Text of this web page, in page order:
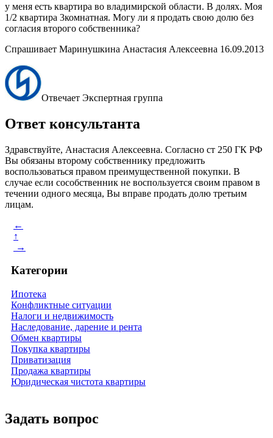
у меня есть квартира во владимирской области. В долях. Моя
1/2 квартира 3комнатная. Могу ли я продать свою долю без
согласия второго собственника?
Спрашивает Маринушкина Анастасия Алексеевна 16.09.2013
Отвечает Экспертная группа
Ответ консультанта
Здравствуйте, Анастасия Алексеевна. Согласно ст 250 ГК РФ
Вы обязаны второму собственнику предложить
воспользоваться правом преимущественной покупки. В
случае если сособственник не воспользуется своим правом в
течении одного месяца, Вы вправе продать долю третьим
лицам.
←
↑
→
Категории
Ипотека
Конфликтные ситуации
Налоги и недвижимость
Наследование, дарение и рента
Обмен квартиры
Покупка квартиры
Приватизация
Продажа квартиры
Юридическая чистота квартиры
Задать вопрос